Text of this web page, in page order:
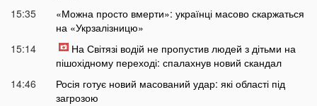
15:35
«Можна просто вмерти»: українці масово скаржаться
на «Укрзалізницю»
15:14
На Світязі водій не пропустив людей з дітьми на
пішохідному переході: спалахнув новий скандал
14:46
Росія готує новий масований удар: які області під
загрозою